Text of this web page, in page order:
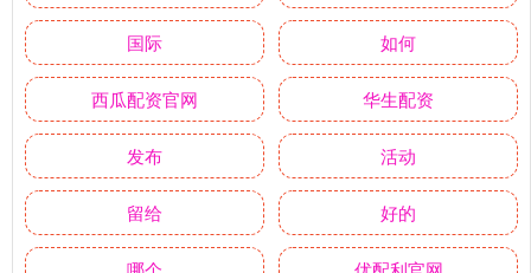
国际 如何
西瓜配资官网 华生配资
发布 活动
留给 好的